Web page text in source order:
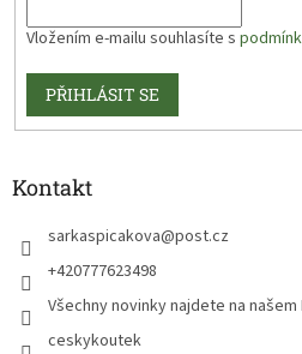
Vložením e-mailu souhlasíte s
PŘIHLÁSIT SE
Kontakt
sarkaspicakova@post.cz
+420777623498
Všechny novinky najdete na
ceskykoutek